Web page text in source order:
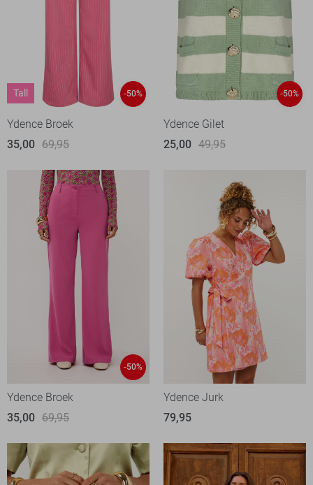
Tall -50%
Ydence Broek
35,00 69,95
-50%
Ydence Gilet
25,00 49,95
-50%
Ydence Broek
35,00 69,95
Ydence Jurk
79,95